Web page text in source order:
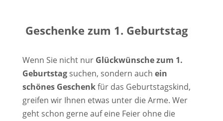
Geschenke zum 1. Geburtstag
Wenn Sie nicht nur Glückwünsche zum 1.
Geburtstagsuchen, sondern auch ein
schönes Geschenkfür das Geburtstagskind,
greifen wir Ihnen etwas unter die Arme. Wer
geht schon gerne auf eine Feier ohne die